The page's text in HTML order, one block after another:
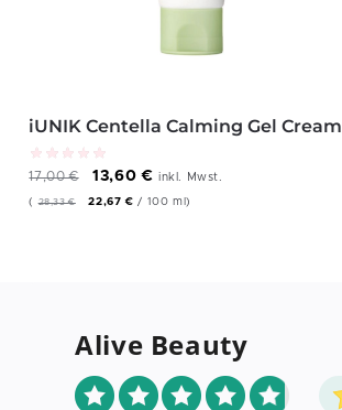
iUNIK Centella Calming Gel Cream
17,00€ 13,60€ inkl. Mwst.
(28,33€ 22,67€ / 100 ml)
Alive Beauty